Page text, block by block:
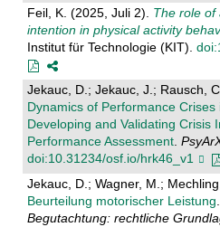
Feil, K. (2025, Juli 2). The role of
intention in physical activity
Institut für Technologie (KIT).
Jekauc, D.; Jekauc, J.; Rausch,
Dynamics of Performance
Developing and Validating Crisis
Performance Assessment.
doi:10.31234/osf.io/hrk46_v1
Jekauc, D.; Wagner, M.;
Beurteilung motorischer Leistung.
Begutachtung: rechtliche